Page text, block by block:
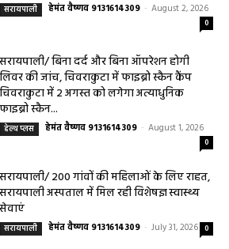
सरायपाली हेमंत वैष्णव 9131614309 - August 2, 2026
0
सरायपाली/ बिना दर्द और बिना ऑपरेशन होगी
लिवर की जांच, चिवराकुटा में फाइब्रो स्कैन कैंप
चिवराकुटा में 2 अगस्त को लगेगा अत्याधुनिक
फाइब्रो स्कैन...
हेल्थ प्लस हेमंत वैष्णव 9131614309 - August 1, 2026
0
सरायपाली/ 200 गांवों की महिलाओं के लिए राहत,
सरायपाली अस्पताल में मिल रही विशेषज्ञ स्वास्थ्य
सेवाएं
सरायपाली हेमंत वैष्णव 9131614309 - July 31, 2026 0